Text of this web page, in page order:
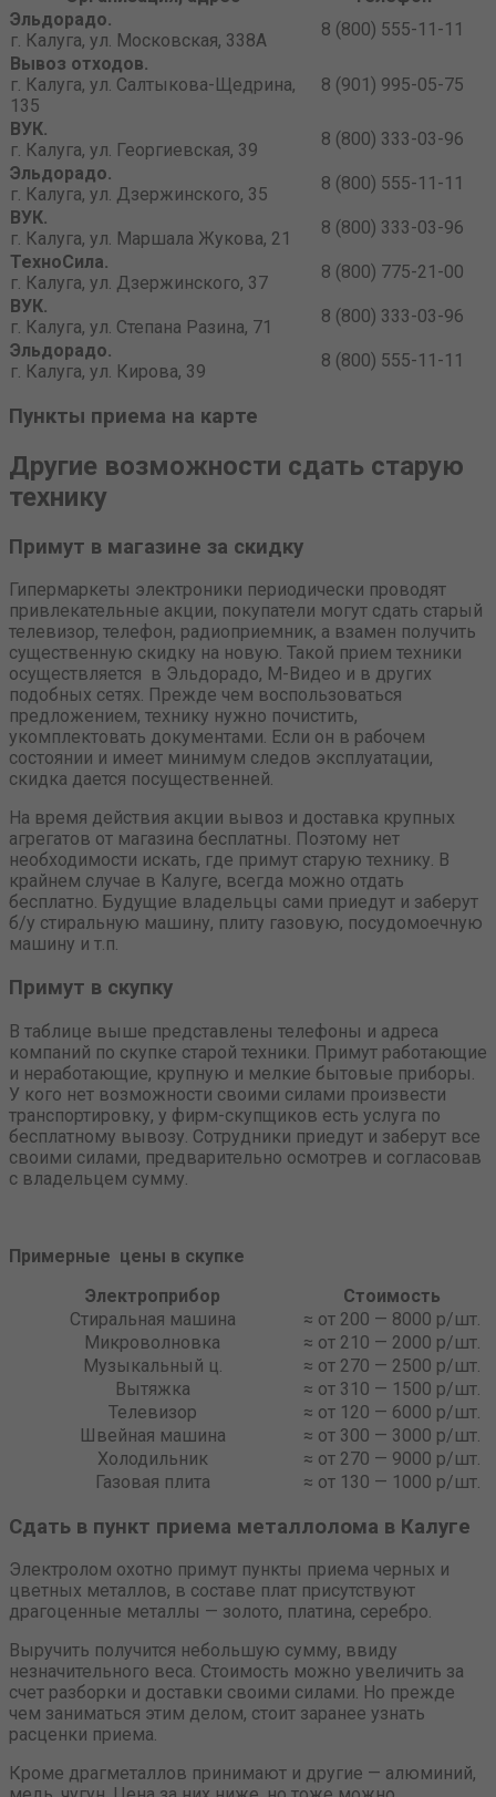
Эльдорадо.
г. Калуга, ул. Московская, 338А
8 (800) 555-11-11
Вывоз отходов.
г. Калуга, ул. Салтыкова-Щедрина,
135
8 (901) 995-05-75
ВУК.
г. Калуга, ул. Георгиевская, 39
8 (800) 333-03-96
Эльдорадо.
г. Калуга, ул. Дзержинского, 35
8 (800) 555-11-11
ВУК.
г. Калуга, ул. Маршала Жукова, 21
8 (800) 333-03-96
ТехноСила.
г. Калуга, ул. Дзержинского, 37
8 (800) 775-21-00
ВУК.
г. Калуга, ул. Степана Разина, 71
8 (800) 333-03-96
Эльдорадо.
г. Калуга, ул. Кирова, 39
8 (800) 555-11-11
Пункты приема на карте
Другие возможности сдать старую
технику
Примут в магазине за скидку
Гипермаркеты электроники периодически проводят
привлекательные акции, покупатели могут сдать старый
телевизор, телефон, радиоприемник, а взамен получить
существенную скидку на новую. Такой прием техники
осуществляется в Эльдорадо, М-Видео и в других
подобных сетях. Прежде чем воспользоваться
предложением, технику нужно почистить,
укомплектовать документами. Если он в рабочем
состоянии и имеет минимум следов эксплуатации,
скидка дается посущественней.
На время действия акции вывоз и доставка крупных
агрегатов от магазина бесплатны. Поэтому нет
необходимости искать, где примут старую технику. В
крайнем случае в Калуге, всегда можно отдать
бесплатно. Будущие владельцы сами приедут и заберут
б/у стиральную машину, плиту газовую, посудомоечную
машину и т.п.
Примут в скупку
В таблице выше представлены телефоны и адреса
компаний по скупке старой техники. Примут работающие
и неработающие, крупную и мелкие бытовые приборы.
У кого нет возможности своими силами произвести
транспортировку, у фирм-скупщиков есть услуга по
бесплатному вывозу. Сотрудники приедут и заберут все
своими силами, предварительно осмотрев и согласовав
с владельцем сумму.
Примерные цены в скупке
Электроприбор
Стоимость
Стиральная машина
≈ от 200 — 8000 р/шт.
Микроволновка
≈ от 210 — 2000 р/шт.
Музыкальный ц.
≈ от 270 — 2500 р/шт.
Вытяжка
≈ от 310 — 1500 р/шт.
Телевизор
≈ от 120 — 6000 р/шт.
Швейная машина
≈ от 300 — 3000 р/шт.
Холодильник
≈ от 270 — 9000 р/шт.
Газовая плита
≈ от 130 — 1000 р/шт.
Сдать в пункт приема металлолома в Калуге
Электролом охотно примут пункты приема черных и
цветных металлов, в составе плат присутствуют
драгоценные металлы — золото, платина, серебро.
Выручить получится небольшую сумму, ввиду
незначительного веса. Стоимость можно увеличить за
счет разборки и доставки своими силами. Но прежде
чем заниматься этим делом, стоит заранее узнать
расценки приема.
Кроме драгметаллов принимают и другие — алюминий,